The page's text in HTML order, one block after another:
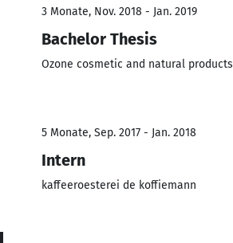
3 Monate, Nov. 2018 - Jan. 2019
Bachelor Thesis
Ozone cosmetic and natural products
5 Monate, Sep. 2017 - Jan. 2018
Intern
kaffeeroesterei de koffiemann